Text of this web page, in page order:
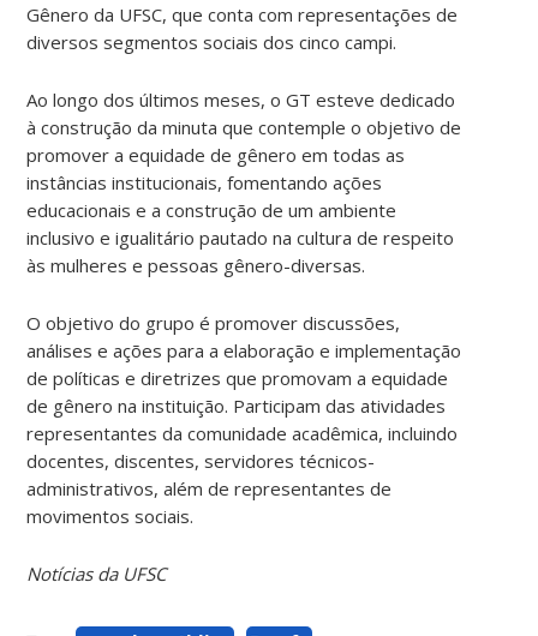
Gênero da UFSC, que conta com representações de
diversos segmentos sociais dos cinco campi.
Ao longo dos últimos meses, o GT esteve dedicado
à construção da minuta que contemple o objetivo de
promover a equidade de gênero em todas as
instâncias institucionais, fomentando ações
educacionais e a construção de um ambiente
inclusivo e igualitário pautado na cultura de respeito
às mulheres e pessoas gênero-diversas.
O objetivo do grupo é promover discussões,
análises e ações para a elaboração e implementação
de políticas e diretrizes que promovam a equidade
de gênero na instituição. Participam das atividades
representantes da comunidade acadêmica, incluindo
docentes, discentes, servidores técnicos-
administrativos, além de representantes de
movimentos sociais.
Notícias da UFSC